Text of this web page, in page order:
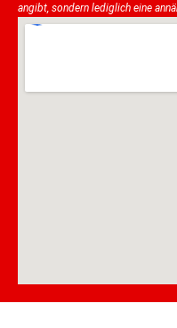
angibt, sondern lediglich eine